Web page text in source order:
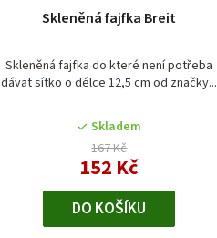
Skleněná fajfka Breit
Skleněná fajfka do které není potřeba
dávat sítko o délce 12,5 cm od značky...
Skladem
167 Kč
152 Kč
DO KOŠÍKU